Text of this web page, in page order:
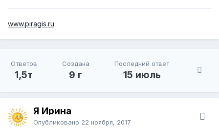
www.piragis.ru
Ответов
1,5т
Создана
9 г
Последний ответ
15 июль
Я Ирина
Опубликовано 22 ноября, 2017